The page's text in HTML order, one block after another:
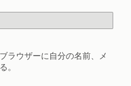
ラウザーに自分の名前、メ
。